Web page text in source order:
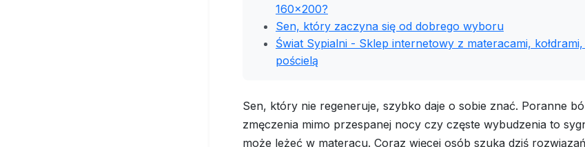
160x200?
Sen, który zaczyna się od dobrego wyboru
Świat Sypialni - Sklep internetowy z materacami,
pościelą
Sen, który nie regeneruje, szybko daje o sobie znać. Poranne
zmęczenia mimo przespanej nocy czy częste wybudzenia to
może leżeć w materacu. Coraz więcej osób szuka dziś